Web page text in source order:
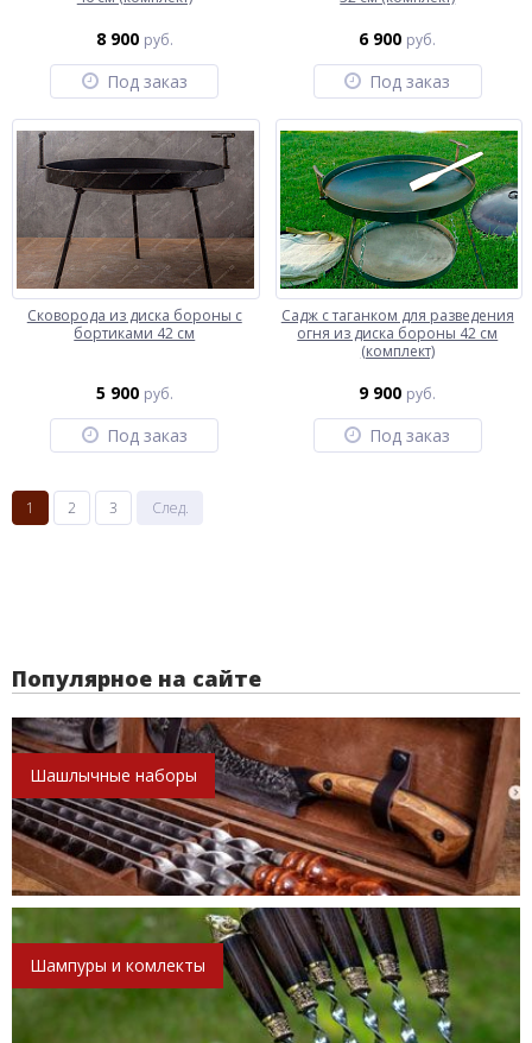
8 900 руб.
Под заказ
6 900 руб.
Под заказ
Сковорода из диска бороны с
бортиками 42 см
5 900 руб.
Под заказ
Садж с таганком для разведения
огня из диска бороны 42 см
(комплект)
9 900 руб.
Под заказ
1 2 3 След.
Популярное на сайте
Шашлычные наборы
Шампуры и комлекты